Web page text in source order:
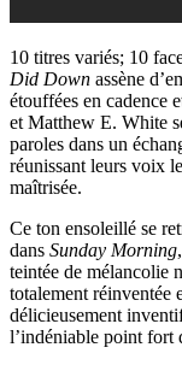
10 titres variés; 10
Did Down assène
étouffées en cadence
et Matthew E. White
paroles dans un
réunissant leurs voix
maîtrisée.
Ce ton ensoleillé se
dans Sunday Morning
teintée de mélancolie
totalement réinventée
délicieusement
l’indéniable point fort